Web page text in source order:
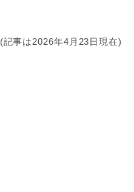
(記事は2026年4月23日現在)